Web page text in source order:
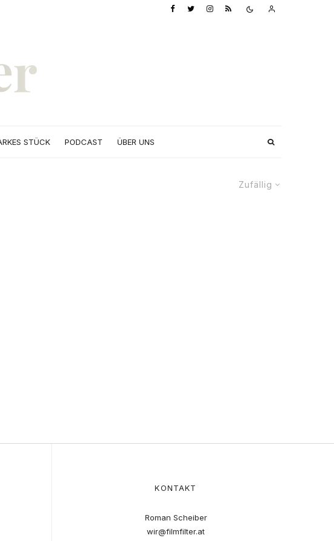
STÜCK PODCAST ÜBER UNS
Zufällig
KONTAKT
Roman Scheiber
wir@filmfilter.at